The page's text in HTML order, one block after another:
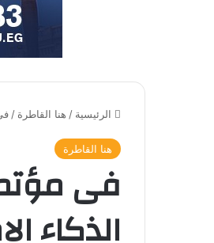
الرئيسية / هنا القاطرة /
هنا القاطرة
فى
الذكاء